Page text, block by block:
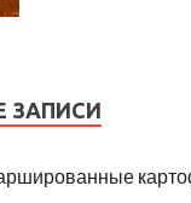
ЗАПИСИ